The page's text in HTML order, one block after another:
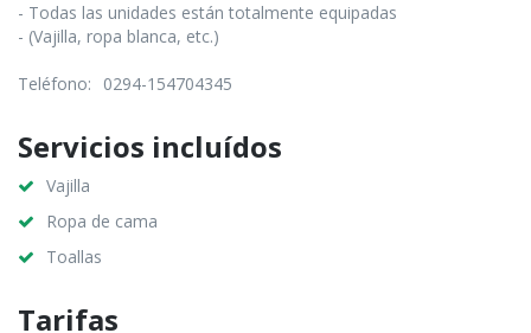
- Todas las unidades están totalmente equipadas
- (Vajilla, ropa blanca, etc.)
Teléfono: 0294-154704345
Servicios incluídos
Vajilla
Ropa de cama
Toallas
Tarifas